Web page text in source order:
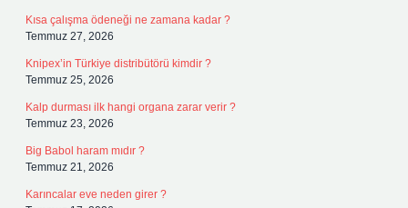
Kısa çalışma ödeneği ne zamana kadar ?
Temmuz 27, 2026
Knipex’in Türkiye distribütörü kimdir ?
Temmuz 25, 2026
Kalp durması ilk hangi organa zarar verir ?
Temmuz 23, 2026
Big Babol haram mıdır ?
Temmuz 21, 2026
Karıncalar eve neden girer ?